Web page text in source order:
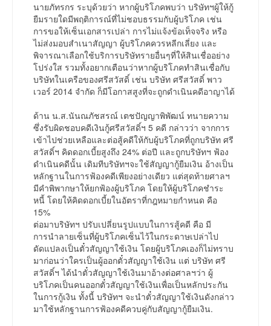
นายภัทรกร ระบุด้วยว่า หากผู้บริโภคพบว่า บริษัทฯผู้ให้กู้
ยืมรายใดมีพฤติการณ์ที่ไม่ชอบธรรมกับผู้บริโภค เช่น
การขอให้เซ็นเอกสารเปล่า การไม่แจ้งข้อเท็จจริง หรือ
ไม่ส่งมอบสำเนาสัญญา ผู้บริโภคควรหลีกเลี่ยง และ
พิจารณาเลือกใช้บริการบริษัทรายอื่นๆที่ให้สินเชื่ออย่าง
โปร่งใส รวมทั้งอยากเตือนว่าหากผู้บริโภคทำสินเชื่อกับ
บริษัทในเครือของศรีสวัสดิ์ เช่น บริษัท ศรีสวัสดิ์ พาว
เวอร์ 2014 จำกัด ก็มีโอกาสสูงที่จะถูกดำเนินคดีอาญาได้
ด้าน น.ส.นันณภัชสรณ์ เตชปัญญาพิพัฒน์ ทนายความ
ซึ่งรับผิดชอบคดีเงินกู้ศรีสวัสดิ์ฯ 5 คดี กล่าวว่า จากการ
เข้าไปช่วยเหลือและต่อสู้คดีให้กับผู้บริโภคที่ถูกบริษัท ศรี
สวัสดิ์ฯ คิดดอกเบี้ยสูงถึง 24% ต่อปี และถูกบริษัทฯ ฟ้อง
ดำเนินคดีนั้น เดิมทีบริษัทฯจะใช้สัญญากู้ยืมเงิน อ้างเป็น
หลักฐานในการฟ้องคดีเพียงอย่างเดียว แต่สุดท้ายศาลฯ
มีคำพิพากษาให้ยกฟ้องผู้บริโภค โดยให้ผู้บริโภคชำระ
หนี้ โดยให้คิดดอกเบี้ยในอัตราที่กฎหมายกำหนด คือ
15%
ต่อมาบริษัทฯ ปรับเปลี่ยนรูปแบบในการสู้คดี คือ มี
การนำลายเซ็นที่ผู้บริโภคเซ็นไว้ในกระดาษเปล่าไป
ดัดแปลงเป็นตั๋วสัญญาใช้เงิน โดยผู้บริโภคเองก็ไม่ทราบ
มาก่อนว่าใครเป็นผู้ออกตั๋วสัญญาใช้เงิน แต่ บริษัท ศรี
สวัสดิ์ฯ ได้นำตั๋วสัญญาใช้เงินมาอ้างต่อศาลฯว่า ผู้
บริโภคเป็นคนออกตั๋วสัญญาใช้เงินเพื่อเป็นหลักประกัน
ในการกู้เงิน ทั้งนี้ บริษัทฯ จะนำตั๋วสัญญาใช้เงินดังกล่าว
มาใช้หลักฐานการฟ้องคดีควบคู่กับสัญญากู้ยืมเงิน.